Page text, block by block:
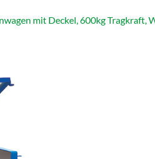
mit Deckel, 600kg Tragkraft,